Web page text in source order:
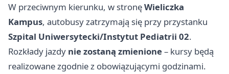
W przeciwnym kierunku, w stronęWieliczka
Kampus, autobusy zatrzymają się przy przystanku
Szpital Uniwersytecki/Instytut Pediatrii 02.
Rozkłady jazdy nie zostaną zmienione– kursy będą
realizowane zgodnie z obowiązującymi godzinami.